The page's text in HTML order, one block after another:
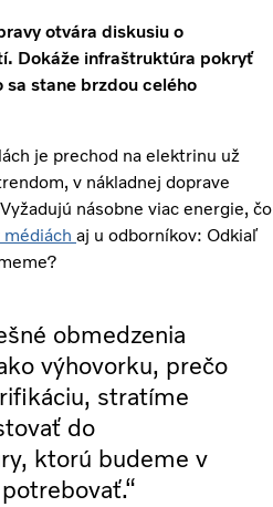
otvára diskusiu o
Dokáže infraštruktúra pokryť
stane brzdou celého
je prechod na elektrinu už
v nákladnej doprave
násobne viac energie, čo
médiách aj u odborníkov: Odkiaľ
obmedzenia
výhovorku, prečo
stratíme
do
ktorú budeme v